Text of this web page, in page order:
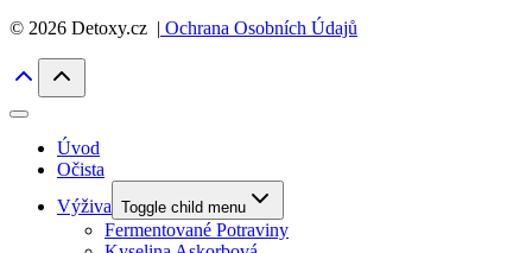
© 2026 Detoxy.cz | Ochrana Osobních Údajů
Úvod
Očista
Výživa Toggle child menu
Fermentované Potraviny